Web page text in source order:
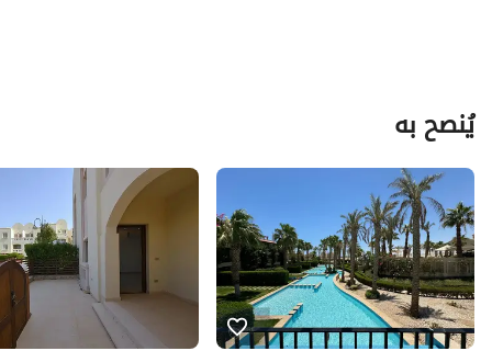
يُنصح به